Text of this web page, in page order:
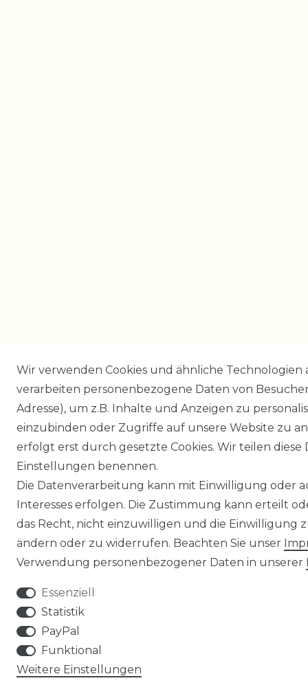
Wir verwenden Cookies und ähnliche
verarbeiten personenbezogene Daten von
Adresse), um z.B. Inhalte und Anzeigen zu
einzubinden oder Zugriffe auf unsere Website zu
erfolgt erst durch gesetzte Cookies. Wir teilen
Einstellungen benennen.
Die Datenverarbeitung kann mit Einwilligung oder
Interesses erfolgen. Die Zustimmung kann erteilt
das Recht, nicht einzuwilligen und die Einwilligung
ändern oder zu widerrufen. Beachten Sie unser
Verwendung personenbezogener Daten in unserer
Essenziell
Statistik
PayPal
Funktional
Weitere Einstellungen